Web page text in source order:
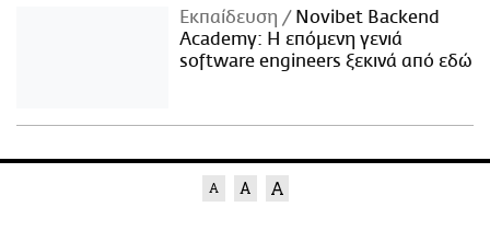
Εκπαίδευση
Novibet Backend
Academy: Η επόμενη γενιά
software engineers ξεκινά από εδώ